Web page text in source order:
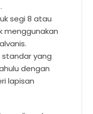
segi 8 atau
menggunakan
standar yang
dengan
lapisan